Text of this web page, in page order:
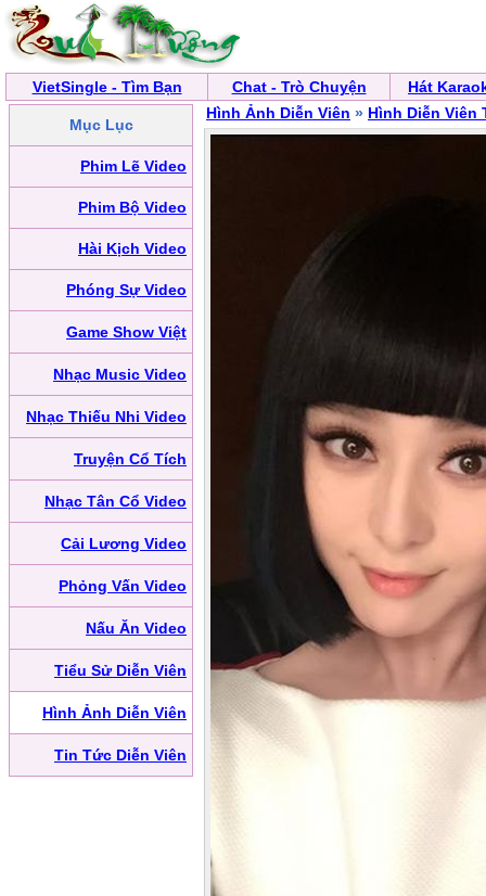
VietSingle - Tìm Bạn Chat - Trò Chuyện Hát
Mục Lục
Phim Lẽ Video
Phim Bộ Video
Hài Kịch Video
Phóng Sự Video
Game Show Việt
Nhạc Music Video
Nhạc Thiếu Nhi Video
Truyện Cổ Tích
Nhạc Tân Cổ Video
Cải Lương Video
Phỏng Vấn Video
Nấu Ăn Video
Tiểu Sử Diễn Viên
Hình Ảnh Diễn Viên
Tin Tức Diễn Viên
Hình Ảnh Diễn Viên » Hình Diễn Viên